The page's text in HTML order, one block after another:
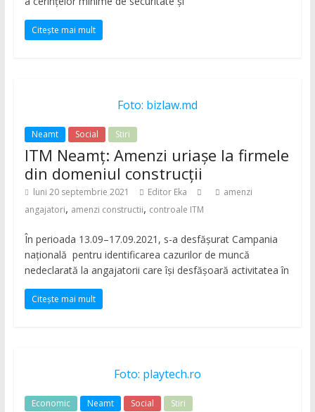
Citește mai mult
Foto: bizlaw.md
Neamt Social Stiri
ITM Neamț: Amenzi uriașe la firmele
din domeniul construcții
luni 20 septembrie 2021 Editor Eka
amenzi
angajatori, amenzi constructii, controale ITM
În perioada 13.09–17.09.2021, s-a desfăşurat Campania
naţională pentru identificarea cazurilor de muncă
nedeclarată la angajatorii care îşi desfăşoară activitatea în
Citește mai mult
Foto: playtech.ro
Economic Neamt Social Stiri